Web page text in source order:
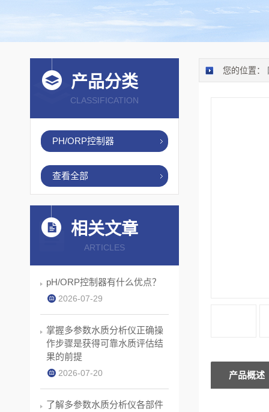
您的位置：
产品概述
产品分类
CLASSIFICATION
PH/ORP控制器
查看全部
相关文章
ARTICLES
pH/ORP控制器有什么优点？
2026-07-29
掌握多参数水质分析仪正确操
作步骤是获得可靠水质评估结
果的前提
2026-07-20
了解多参数水质分析仪各部件